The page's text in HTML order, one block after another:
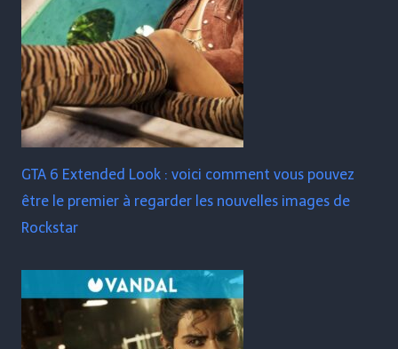
GTA 6 Extended Look : voici comment vous pouvez
être le premier à regarder les nouvelles images de
Rockstar